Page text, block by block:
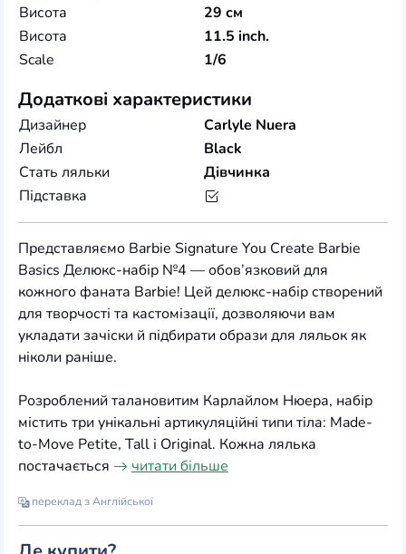
Висота
29 см
Висота
11.5 inch.
Scale
1/6
Додаткові характеристики
Дизайнер
Carlyle Nuera
Лейбл
Black
Стать ляльки
Дівчинка
Підставка
Представляємо Barbie Signature You Create Barbie
Basics Делюкс-набір №4 — обов’язковий для
кожного фаната Barbie! Цей делюкс-набір створений
для творчості та кастомізації, дозволяючи вам
укладати зачіски й підбирати образи для ляльок як
ніколи раніше.
Розроблений талановитим Карлайлом Нюера, набір
містить три унікальні артикуляційні типи тіла: Made-
to-Move Petite, Tall і Original. Кожна лялька
постачається
читати більше
переклад з Англійської